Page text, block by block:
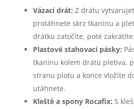
Vázací drát: Z drátu
protáhnete skrz tkaninu a
drátku zatočíte, poté zakrátíte.
Plastové stahovací pásky:
tkaninu kolem drátu pletiva,
stranu plotu a konce vložíte
utáhnete.
Kleště a spony Rocafix: S